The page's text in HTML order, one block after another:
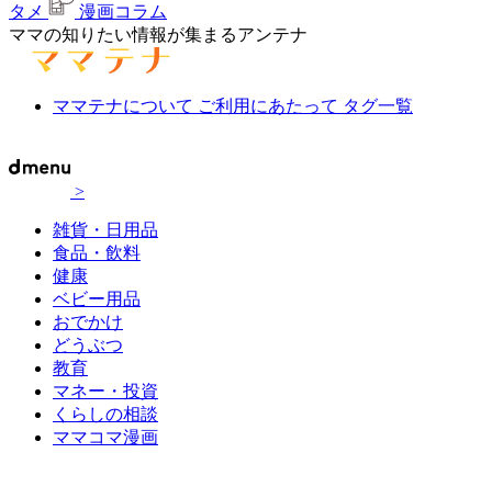
タメ
漫画コラム
ママの知りたい情報が集まるアンテナ
ママテナについて ご利用にあたって タグ一覧
>
雑貨・日用品
食品・飲料
健康
ベビー用品
おでかけ
どうぶつ
教育
マネー・投資
くらしの相談
ママコマ漫画